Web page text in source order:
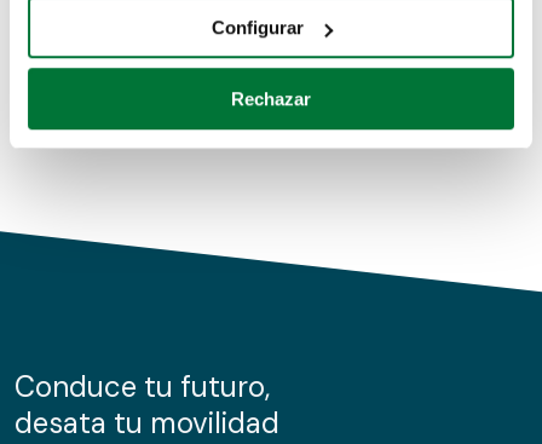
Identificar su dispositivo analizándolo activamente
para buscar características específicas (huellas
Obtenga más información sobre cómo se procesan sus
de cookies.
información sobre el uso que haga del sitio web con
nuestros partners de redes sociales, publicidad y análisis
Configurar
Rechazar
Conduce tu futuro,
desata tu movilidad